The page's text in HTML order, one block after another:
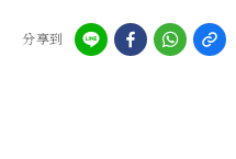
分享到